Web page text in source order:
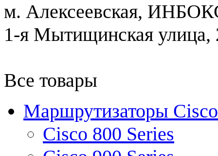
м. Алексеевская,
1-я Мытищинская улица,
Все товары
Маршрутизаторы Cisco
Cisco 800 Series